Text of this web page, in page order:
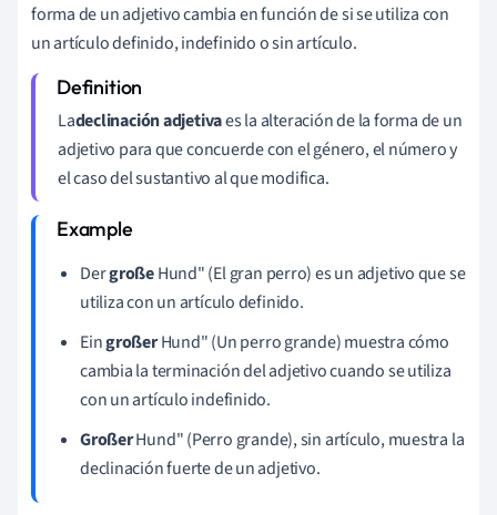
forma de un adjetivo cambia en función de si se utiliza con
un artículo definido, indefinido o sin artículo.
Ladeclinación adjetivaes la alteración de la forma de un
adjetivo para que concuerde con el género, el número y
el caso del sustantivo al que modifica.
DergroßeHund" (El gran perro) es un adjetivo que se
utiliza con un artículo definido.
EingroßerHund" (Un perro grande) muestra cómo
cambia la terminación del adjetivo cuando se utiliza
con un artículo indefinido.
GroßerHund" (Perro grande), sin artículo, muestra la
declinación fuerte de un adjetivo.